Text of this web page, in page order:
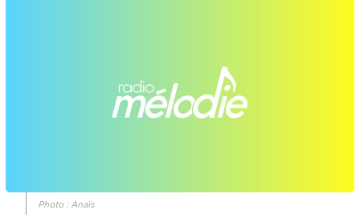
Photo : Anaïs